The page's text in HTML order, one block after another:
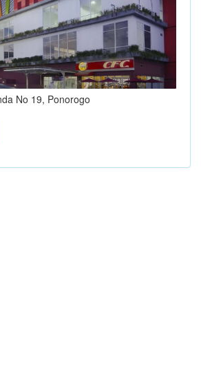
No 19, Ponorogo